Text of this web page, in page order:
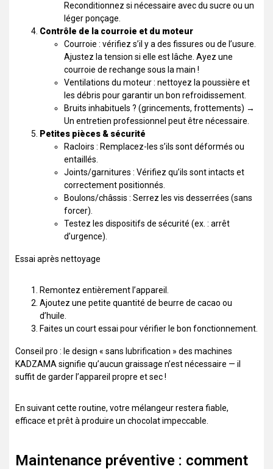
Reconditionnez si nécessaire avec du sucre ou un
léger ponçage.
Contrôle de la courroie et du moteur
Courroie : vérifiez s’il y a des fissures ou de l’usure.
Ajustez la tension si elle est lâche. Ayez une
courroie de rechange sous la main !
Ventilations du moteur : nettoyez la poussière et
les débris pour garantir un bon refroidissement.
Bruits inhabituels ? (grincements, frottements) →
Un entretien professionnel peut être nécessaire.
Petites pièces & sécurité
Racloirs : Remplacez-les s’ils sont déformés ou
entaillés.
Joints/garnitures : Vérifiez qu’ils sont intacts et
correctement positionnés.
Boulons/châssis : Serrez les vis desserrées (sans
forcer).
Testez les dispositifs de sécurité (ex. : arrêt
d’urgence).
Essai après nettoyage
Remontez entièrement l’appareil.
Ajoutez une petite quantité de beurre de cacao ou
d’huile.
Faites un court essai pour vérifier le bon fonctionnement.
Conseil pro : le design « sans lubrification » des machines
KADZAMA signifie qu’aucun graissage n’est nécessaire — il
suffit de garder l’appareil propre et sec !
En suivant cette routine, votre mélangeur restera fiable,
efficace et prêt à produire un chocolat impeccable.
Maintenance préventive : comment